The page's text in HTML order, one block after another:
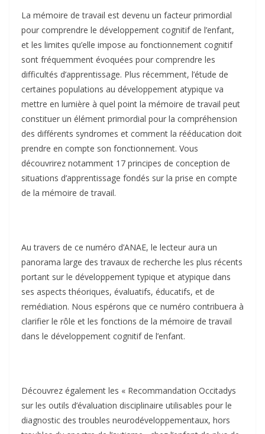
La mémoire de travail est devenu un facteur primordial
pour comprendre le développement cognitif de l’enfant,
et les limites qu’elle impose au fonctionnement cognitif
sont fréquemment évoquées pour comprendre les
difficultés d’apprentissage. Plus récemment, l’étude de
certaines populations au développement atypique va
mettre en lumière à quel point la mémoire de travail peut
constituer un élément primordial pour la compréhension
des différents syndromes et comment la rééducation doit
prendre en compte son fonctionnement. Vous
découvrirez notamment 17 principes de conception de
situations d’apprentissage fondés sur la prise en compte
de la mémoire de travail.
Au travers de ce numéro d’ANAE, le lecteur aura un
panorama large des travaux de recherche les plus récents
portant sur le développement typique et atypique dans
ses aspects théoriques, évaluatifs, éducatifs, et de
remédiation. Nous espérons que ce numéro contribuera à
clarifier le rôle et les fonctions de la mémoire de travail
dans le développement cognitif de l’enfant.
Découvrez également les « Recommandation Occitadys
sur les outils d’évaluation disciplinaire utilisables pour le
diagnostic des troubles neurodéveloppementaux, hors